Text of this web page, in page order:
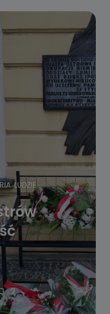
LUDZIE
2